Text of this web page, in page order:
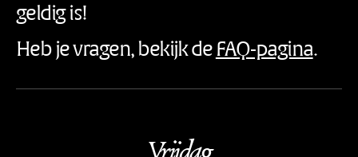
geldig is!
Heb je vragen, bekijk de FAQ-pagina.